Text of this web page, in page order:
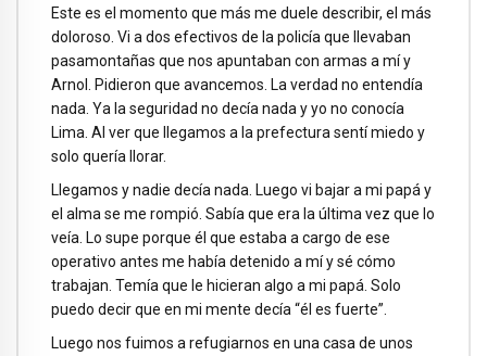
Este es el momento que más me duele describir, el más
doloroso. Vi a dos efectivos de la policía que llevaban
pasamontañas que nos apuntaban con armas a mí y
Arnol. Pidieron que avancemos. La verdad no entendía
nada. Ya la seguridad no decía nada y yo no conocía
Lima. Al ver que llegamos a la prefectura sentí miedo y
solo quería llorar.
Llegamos y nadie decía nada. Luego vi bajar a mi papá y
el alma se me rompió. Sabía que era la última vez que lo
veía. Lo supe porque él que estaba a cargo de ese
operativo antes me había detenido a mí y sé cómo
trabajan. Temía que le hicieran algo a mi papá. Solo
puedo decir que en mi mente decía “él es fuerte”.
Luego nos fuimos a refugiarnos en una casa de unos